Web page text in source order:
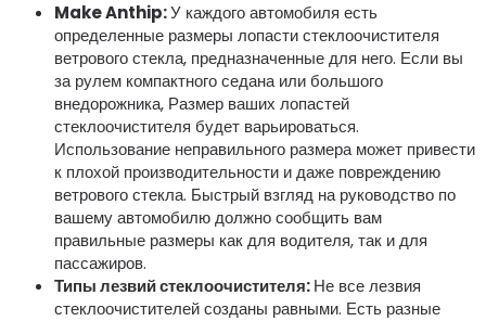
Make Anthip:У каждого автомобиля есть
определенные размеры лопасти стеклоочистителя
ветрового стекла, предназначенные для него. Если вы
за рулем компактного седана или большого
внедорожника, Размер ваших лопастей
стеклоочистителя будет варьироваться.
Использование неправильного размера может привести
к плохой производительности и даже повреждению
ветрового стекла. Быстрый взгляд на руководство по
вашему автомобилю должно сообщить вам
правильные размеры как для водителя, так и для
пассажиров.
Типы лезвий стеклоочистителя:Не все лезвия
стеклоочистителей созданы равными. Есть разные